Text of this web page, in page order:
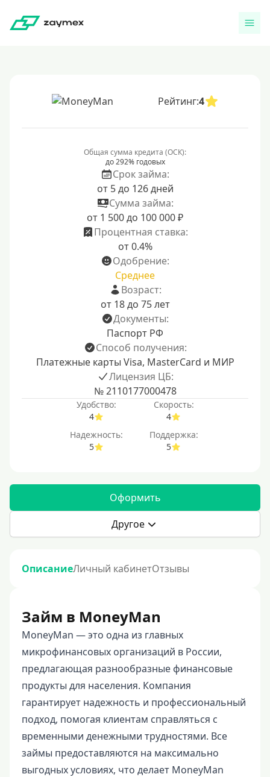
Рейтинг:4
Общая сумма кредита (ОСК):
до 292% годовых
Срок займа:
от 5 до 126 дней
Сумма займа:
от 1 500 до 100 000 ₽
Процентная ставка:
от 0.4%
Одобрение:
Среднее
Возраст:
от 18 до 75 лет
Документы:
Паспорт РФ
Способ получения:
Платежные карты Visa, MasterCard и МИР
Лицензия ЦБ:
№ 2110177000478
Удобство:
4
Скорость:
4
Надежность:
5
Поддержка:
5
Оформить
Другое
ОписаниеЛичный кабинетОтзывы
Займ в MoneyMan
MoneyMan — это одна из главных
микрофинансовых организаций в России,
предлагающая разнообразные финансовые
продукты для населения. Компания
гарантирует надежность и профессиональный
подход, помогая клиентам справляться с
временными денежными трудностями. Все
займы предоставляются на максимально
выгодных условиях, что делает MoneyMan